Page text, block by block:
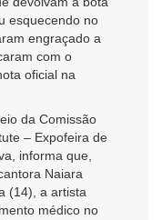
esquecendo no
engraçado a
com o
oficial na
da Comissão
– Expofeira de
informa que,
Naiara
(14), a artista
médico no